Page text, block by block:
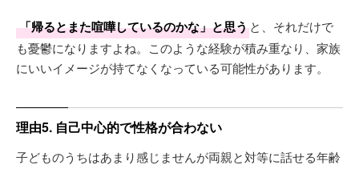
「帰るとまた喧嘩しているのかな」と思うと、それだけで
も憂鬱になりますよね。このような経験が積み重なり、家族
にいいイメージが持てなくなっている可能性があります。
理由5. 自己中心的で性格が合わない
子どものうちはあまり感じませんが両親と対等に話せる年齢